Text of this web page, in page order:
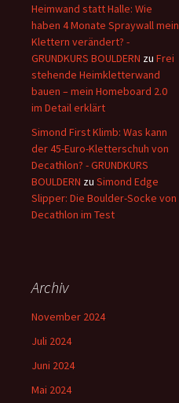
Heimwand statt Halle: Wie
haben 4 Monate Spraywall mein
Klettern verändert? -
GRUNDKURS BOULDERN zu Frei
stehende Heimkletterwand
bauen – mein Homeboard 2.0
im Detail erklärt
Simond First Klimb: Was kann
der 45-Euro-Kletterschuh von
Decathlon? - GRUNDKURS
BOULDERN zu Simond Edge
Slipper: Die Boulder-Socke von
Decathlon im Test
Archiv
November 2024
Juli 2024
Juni 2024
Mai 2024